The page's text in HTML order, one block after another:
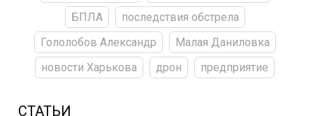
БПЛА
последствия обстрела
Гололобов Александр
Малая Даниловка
новости Харькова
дрон предприятие
СТАТЬИ